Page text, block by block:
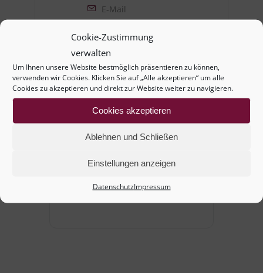
Cookie-Zustimmung
verwalten
Um Ihnen unsere Website bestmöglich präsentieren zu können,
verwenden wir Cookies. Klicken Sie auf „Alle akzeptieren“ um alle
Cookies zu akzeptieren und direkt zur Website weiter zu navigieren.
Cookies akzeptieren
Ablehnen und Schließen
Einstellungen anzeigen
DatenschutzImpressum
E-Mail
weilinger.i@aon.at
+ Zu Google Kalender hinzufügen